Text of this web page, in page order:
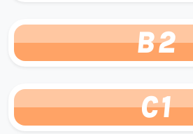
B2
C1